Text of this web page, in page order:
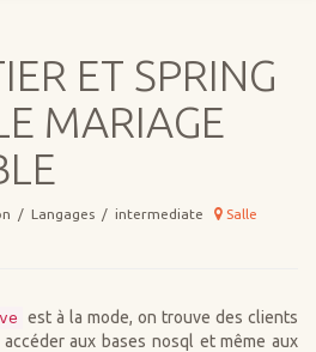
ET SPRING
MARIAGE
/ Langages / intermediate
Salle
est à la mode, on trouve des clients
aux bases nosql et même aux